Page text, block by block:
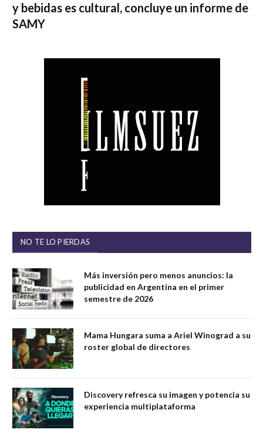
y bebidas es cultural, concluye un informe de
SAMY
NO TE LO PIERDAS
Más inversión pero menos anuncios: la
publicidad en Argentina en el primer
semestre de 2026
Mama Hungara suma a Ariel Winograd a su
roster global de directores
Discovery refresca su imagen y potencia su
experiencia multiplataforma